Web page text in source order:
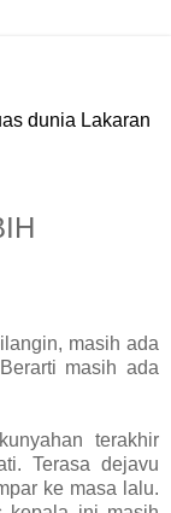
dunia Lakaran
masih ada
masih ada
terakhir
Terasa dejavu
ke masa lalu.